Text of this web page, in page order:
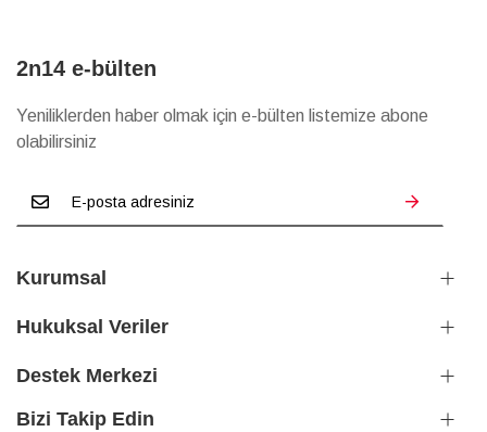
2n14 e-bülten
Yeniliklerden haber olmak için e-bülten listemize abone
olabilirsiniz
Kurumsal
Hukuksal Veriler
Bizi Takip Edin
Destek Merkezi